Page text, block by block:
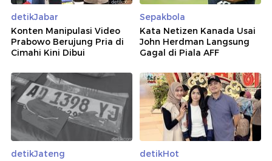
detikJabar
Konten Manipulasi Video
Prabowo Berujung Pria di
Cimahi Kini Dibui
Sepakbola
Kata Netizen Kanada Usai
John Herdman Langsung
Gagal di Piala AFF
detikJateng
detikHot